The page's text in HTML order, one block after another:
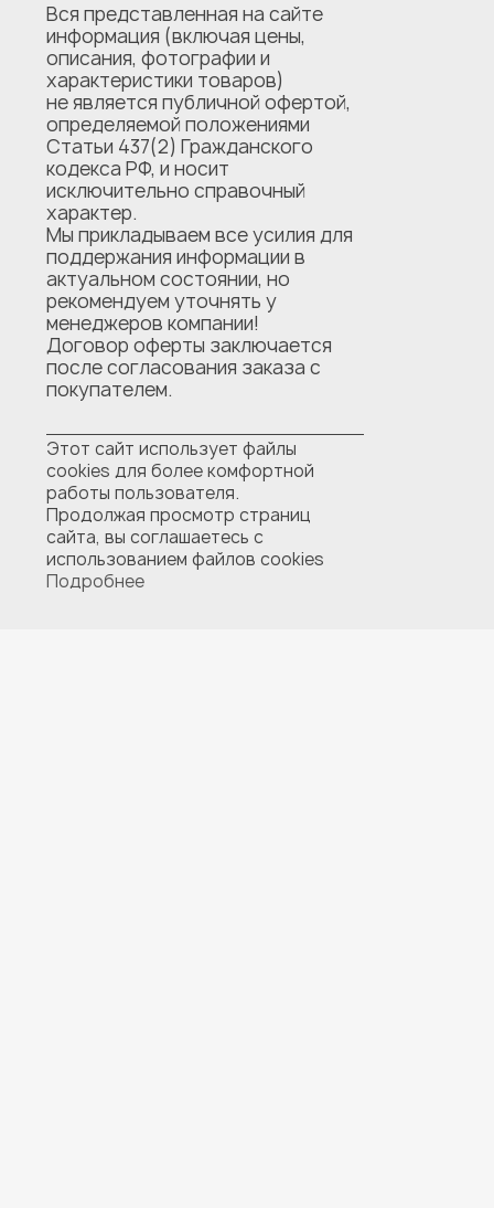
Вся представленная на сайте
информация (включая цены,
описания, фотографии и
характеристики товаров)
не является публичной офертой,
определяемой положениями
Статьи 437(2) Гражданского
кодекса РФ, и носит
исключительно справочный
характер.
Мы прикладываем все усилия для
поддержания информации в
актуальном состоянии, но
рекомендуем уточнять у
менеджеров компании!
Договор оферты заключается
после согласования заказа с
покупателем.
Этот сайт использует файлы
cookies для более комфортной
работы пользователя.
Продолжая просмотр страниц
сайта, вы соглашаетесь с
использованием файлов cookies
Подробнее